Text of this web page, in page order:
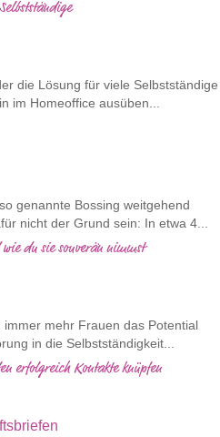
die Lösung für viele Selbstständige
im Homeoffice ausüben...
genannte Bossing weitgehend
nicht der Grund sein: In etwa 4...
du sie souverän nimmst
mehr Frauen das Potential
in die Selbstständigkeit...
erfolgreich Kontakte knüpfen